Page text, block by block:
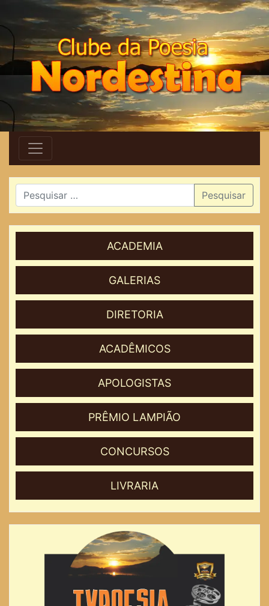
Pesquisar
ACADEMIA
GALERIAS
DIRETORIA
ACADÊMICOS
APOLOGISTAS
PRÊMIO LAMPIÃO
CONCURSOS
LIVRARIA